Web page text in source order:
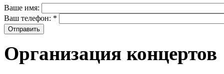
Ваше имя:
Ваш телефон: *
Организация концертов